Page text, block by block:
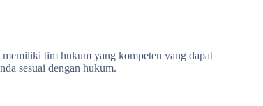
tim hukum yang kompeten yang dapat
sesuai dengan hukum.